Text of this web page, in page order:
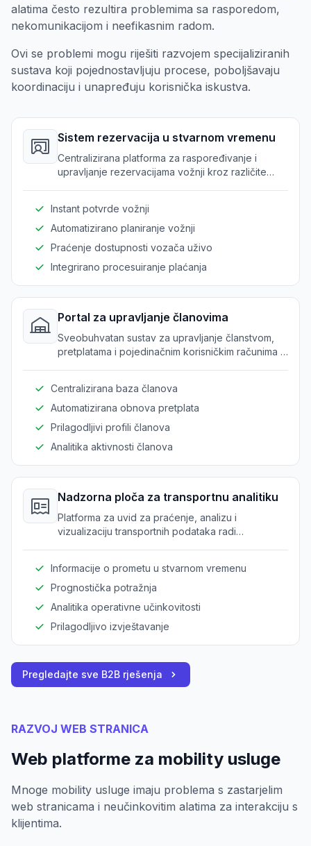
alatima često rezultira problemima sa rasporedom,
nekomunikacijom i neefikasnim radom.
Ovi se problemi mogu riješiti razvojem specijaliziranih
sustava koji pojednostavljuju procese, poboljšavaju
koordinaciju i unapređuju korisnička iskustva.
Sistem rezervacija u stvarnom vremenu
Centralizirana platforma za raspoređivanje i
upravljanje rezervacijama vožnji kroz različite
Instant potvrde vožnji
Automatizirano planiranje vožnji
Praćenje dostupnosti vozača uživo
Integrirano procesuiranje plaćanja
Portal za upravljanje članovima
Sveobuhvatan sustav za upravljanje članstvom,
pretplatama i pojedinačnim korisničkim računima u
Centralizirana baza članova
Automatizirana obnova pretplata
Prilagodljivi profili članova
Analitika aktivnosti članova
Nadzorna ploča za transportnu analitiku
Platforma za uvid za praćenje, analizu i
vizualizaciju transportnih podataka radi
Informacije o prometu u stvarnom vremenu
Prognostička potražnja
Analitika operativne učinkovitosti
Prilagodljivo izvještavanje
Pregledajte sve B2B rješenja
RAZVOJ WEB STRANICA
Web platforme za mobility usluge
Mnoge mobility usluge imaju problema s zastarjelim
web stranicama i neučinkovitim alatima za interakciju s
klijentima.